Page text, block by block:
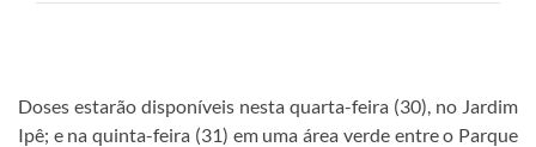
Doses estarão disponíveis nesta quarta-feira (30), no Jardim
Ipê; e na quinta-feira (31) em uma área verde entre o Parque